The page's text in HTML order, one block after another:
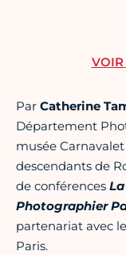
Par Catherine
Département
musée
descendants de
de conférences
Photographier
partenariat avec
Paris.
VOIR